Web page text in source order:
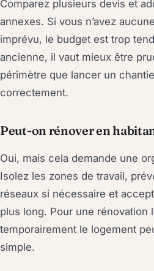
Comparez plusieurs devis et
annexes. Si vous n’avez
imprévu, le budget est trop
ancienne, il vaut mieux être
périmètre que lancer un
correctement.
Peut-on rénover en
Oui, mais cela demande une
Isolez les zones de travail,
réseaux si nécessaire et
plus long. Pour une rénovation
temporairement le logement
simple.